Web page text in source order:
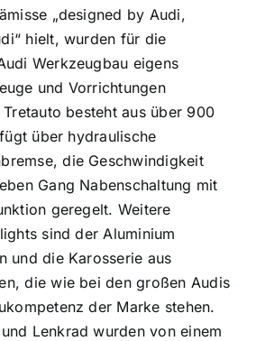
„designed by Audi,
hielt, wurden für die
Werkzeugbau eigens
und Vorrichtungen
besteht aus über 900
über hydraulische
die Geschwindigkeit
Gang Nabenschaltung mit
geregelt. Weitere
sind der Aluminium
und die Karosserie aus
die wie bei den großen Audis
der Marke stehen.
Lenkrad wurden von einem